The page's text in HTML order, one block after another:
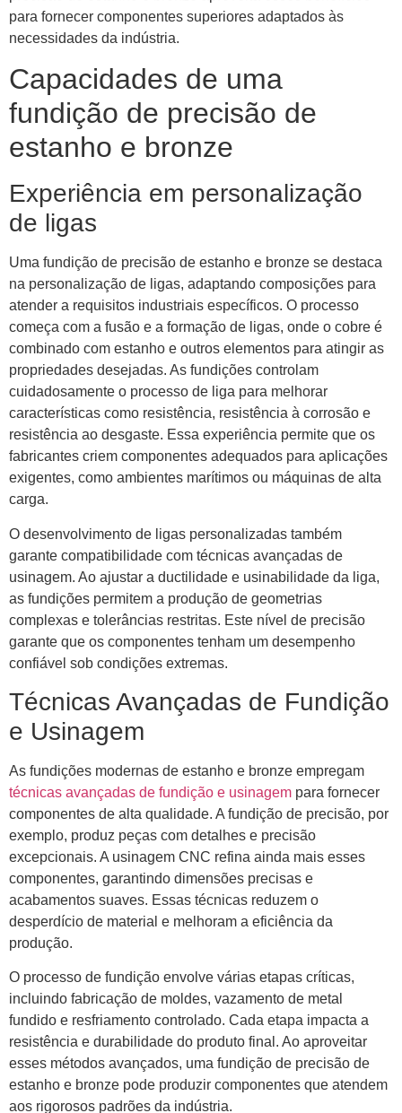
para fornecer componentes superiores adaptados às
necessidades da indústria.
Capacidades de uma
fundição de precisão de
estanho e bronze
Experiência em personalização
de ligas
Uma fundição de precisão de estanho e bronze se destaca
na personalização de ligas, adaptando composições para
atender a requisitos industriais específicos. O processo
começa com a fusão e a formação de ligas, onde o cobre é
combinado com estanho e outros elementos para atingir as
propriedades desejadas. As fundições controlam
cuidadosamente o processo de liga para melhorar
características como resistência, resistência à corrosão e
resistência ao desgaste. Essa experiência permite que os
fabricantes criem componentes adequados para aplicações
exigentes, como ambientes marítimos ou máquinas de alta
carga.
O desenvolvimento de ligas personalizadas também
garante compatibilidade com técnicas avançadas de
usinagem. Ao ajustar a ductilidade e usinabilidade da liga,
as fundições permitem a produção de geometrias
complexas e tolerâncias restritas. Este nível de precisão
garante que os componentes tenham um desempenho
confiável sob condições extremas.
Técnicas Avançadas de Fundição
e Usinagem
As fundições modernas de estanho e bronze empregam
técnicas avançadas de fundição e usinagem para fornecer
componentes de alta qualidade. A fundição de precisão, por
exemplo, produz peças com detalhes e precisão
excepcionais. A usinagem CNC refina ainda mais esses
componentes, garantindo dimensões precisas e
acabamentos suaves. Essas técnicas reduzem o
desperdício de material e melhoram a eficiência da
produção.
O processo de fundição envolve várias etapas críticas,
incluindo fabricação de moldes, vazamento de metal
fundido e resfriamento controlado. Cada etapa impacta a
resistência e durabilidade do produto final. Ao aproveitar
esses métodos avançados, uma fundição de precisão de
estanho e bronze pode produzir componentes que atendem
aos rigorosos padrões da indústria.